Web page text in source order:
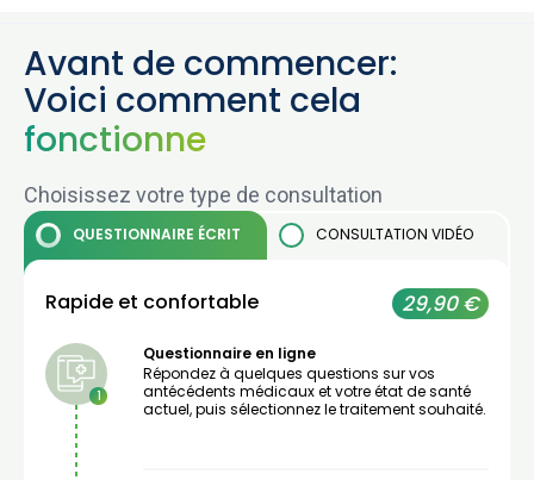
Avant de commencer:
Voici comment cela
fonctionne
Choisissez votre type de consultation
QUESTIONNAIRE ÉCRIT CONSULTATION VIDÉO
Rapide et confortable 29,90 €
1
Questionnaire en ligne
Répondez à quelques questions sur vos
antécédents médicaux et votre état de santé
actuel, puis sélectionnez le traitement souhaité.